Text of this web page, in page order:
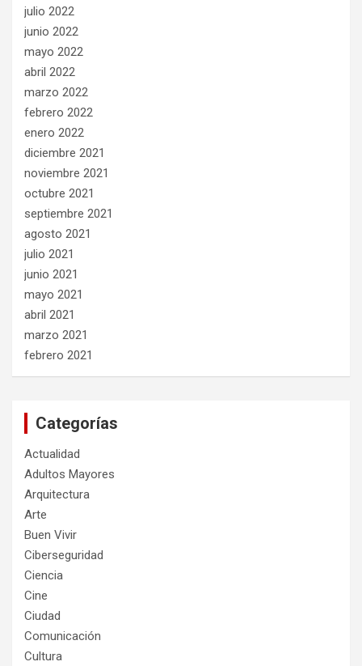
julio 2022
junio 2022
mayo 2022
abril 2022
marzo 2022
febrero 2022
enero 2022
diciembre 2021
noviembre 2021
octubre 2021
septiembre 2021
agosto 2021
julio 2021
junio 2021
mayo 2021
abril 2021
marzo 2021
febrero 2021
Categorías
Actualidad
Adultos Mayores
Arquitectura
Arte
Buen Vivir
Ciberseguridad
Ciencia
Cine
Ciudad
Comunicación
Cultura